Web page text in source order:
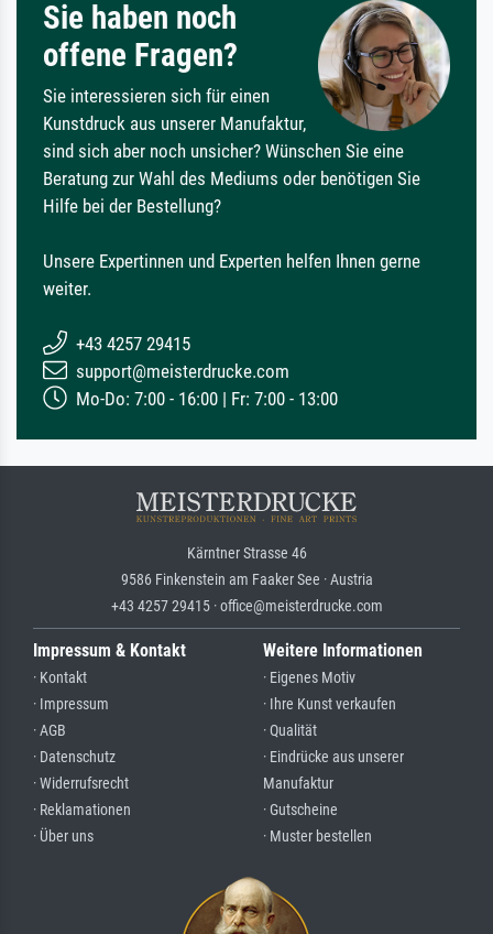
Sie haben noch
offene Fragen?
Sie interessieren sich für einen
Kunstdruck aus unserer Manufaktur,
sind sich aber noch unsicher? Wünschen Sie eine
Beratung zur Wahl des Mediums oder benötigen Sie
Hilfe bei der Bestellung?
Unsere Expertinnen und Experten helfen Ihnen gerne
weiter.
+43 4257 29415
support@meisterdrucke.com
Mo-Do: 7:00 - 16:00 | Fr: 7:00 - 13:00
Kärntner Strasse 46
9586 Finkenstein am Faaker See · Austria
+43 4257 29415 · office@meisterdrucke.com
Impressum & Kontakt
· Kontakt
· Impressum
· AGB
· Datenschutz
· Widerrufsrecht
· Reklamationen
· Über uns
Weitere Informationen
· Eigenes Motiv
· Ihre Kunst verkaufen
· Qualität
· Eindrücke aus unserer
Manufaktur
· Gutscheine
· Muster bestellen